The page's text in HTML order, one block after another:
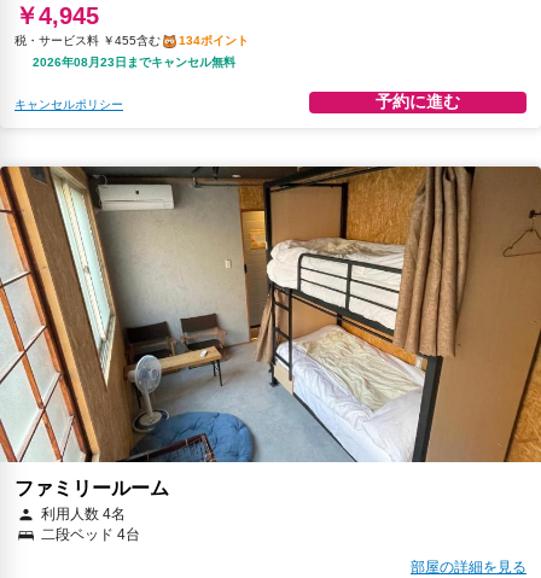
￥4,945
税・サービス料 ￥455含む
134ポイント
2026年08月23日までキャンセル無料
キャンセルポリシー 予約に進む
ファミリールーム
利用人数 4名
二段ベッド 4台
部屋の詳細を見る